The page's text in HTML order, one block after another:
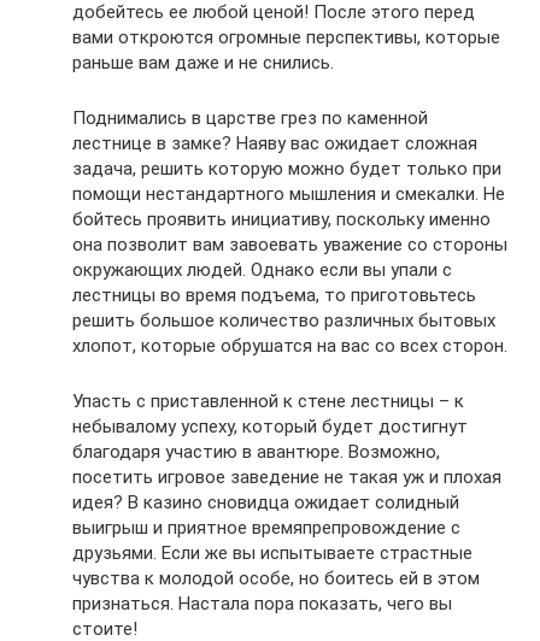
добейтесь ее любой ценой! После этого перед
вами откроются огромные перспективы, которые
раньше вам даже и не снились.
Поднимались в царстве грез по каменной
лестнице в замке? Наяву вас ожидает сложная
задача, решить которую можно будет только при
помощи нестандартного мышления и смекалки. Не
бойтесь проявить инициативу, поскольку именно
она позволит вам завоевать уважение со стороны
окружающих людей. Однако если вы упали с
лестницы во время подъема, то приготовьтесь
решить большое количество различных бытовых
хлопот, которые обрушатся на вас со всех сторон.
Упасть с приставленной к стене лестницы – к
небывалому успеху, который будет достигнут
благодаря участию в авантюре. Возможно,
посетить игровое заведение не такая уж и плохая
идея? В казино сновидца ожидает солидный
выигрыш и приятное времяпрепровождение с
друзьями. Если же вы испытываете страстные
чувства к молодой особе, но боитесь ей в этом
признаться. Настала пора показать, чего вы
стоите!